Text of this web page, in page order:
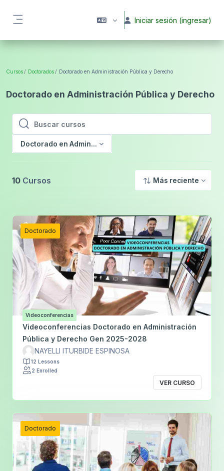
Iniciar sesión (ingresar)
Cursos Doctorados Doctorado en Administración Pública y Derecho
Doctorado en Administración Pública y Derecho
Buscar cursos
Buscar cursos
Doctorado en Administración Pública y Derecho
10 Cursos Más reciente
Doctorado
Videoconferencias
Videoconferencias Doctorado en Administración
Pública y Derecho Gen 2025-2028
NAYELLI ITURBIDE ESPINOSA
12 Lessons
2 Enrolled
VER CURSO
Doctorado